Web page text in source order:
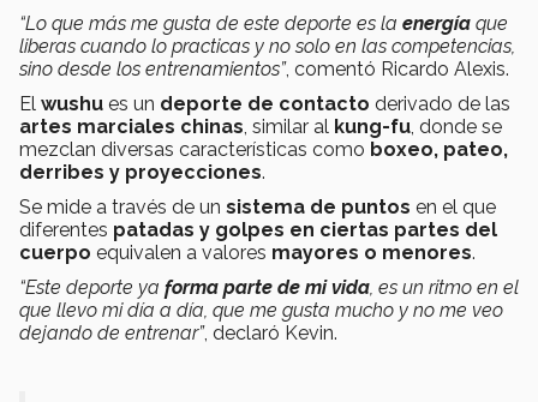
“Lo que más me gusta de este deporte es la energía que
liberas cuando lo practicas y no solo en las competencias,
sino desde los entrenamientos”, comentó Ricardo Alexis.
El wushu es un deporte de contacto derivado de las
artes marciales chinas, similar al kung-fu, donde se
mezclan diversas características como boxeo, pateo,
derribes y proyecciones.
Se mide a través de un sistema de puntos en el que
diferentes patadas y golpes en ciertas partes del
cuerpo equivalen a valores mayores o menores.
“Este deporte ya forma parte de mi vida, es un ritmo en el
que llevo mi día a día, que me gusta mucho y no me veo
dejando de entrenar”, declaró Kevin.